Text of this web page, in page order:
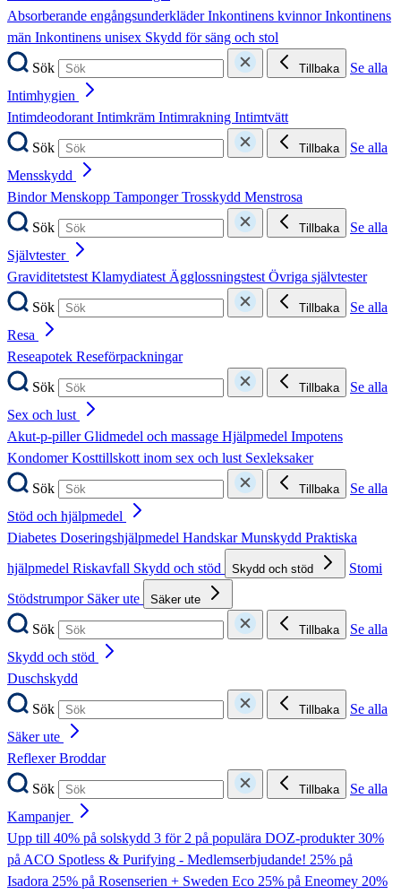
Absorberande engångsunderkläderInkontinens kvinnorInkontinens
män Inkontinens unisex Skydd för säng och stol
Sök
Tillbaka
Se alla
Intimhygien
IntimdeodorantIntimkräm Intimrakning Intimtvätt
Sök
Tillbaka
Se alla
Mensskydd
BindorMenskopp TampongerTrosskydd Menstrosa
Sök
Tillbaka
Se alla
Självtester
GraviditetstestKlamydiatestÄgglossningstestÖvriga självtester
Sök
Tillbaka
Se alla
Resa
Reseapotek Reseförpackningar
Sök
Tillbaka
Se alla
Sex och lust
Akut-p-pillerGlidmedel och massage Hjälpmedel Impotens
KondomerKosttillskott inom sex och lust Sexleksaker
Sök
Tillbaka
Se alla
Stöd och hjälpmedel
Diabetes Doseringshjälpmedel HandskarMunskydd Praktiska
hjälpmedel Riskavfall Skydd och stöd Skydd och stöd
Stomi
Stödstrumpor Säker ute Säker ute
Sök Tillbaka
Se alla
Skydd och stöd
Duschskydd
Sök
Tillbaka
Se alla
Säker ute
ReflexerBroddar
Sök
Tillbaka
Se alla
Kampanjer
Upp till 40% på solskydd 3 för 2 på populära DOZ-produkter30%
på ACO Spotless & Purifying - Medlemserbjudande! 25% på
Isadora 25% på Rosenserien + Sweden Eco 25% på Eneomey 20%